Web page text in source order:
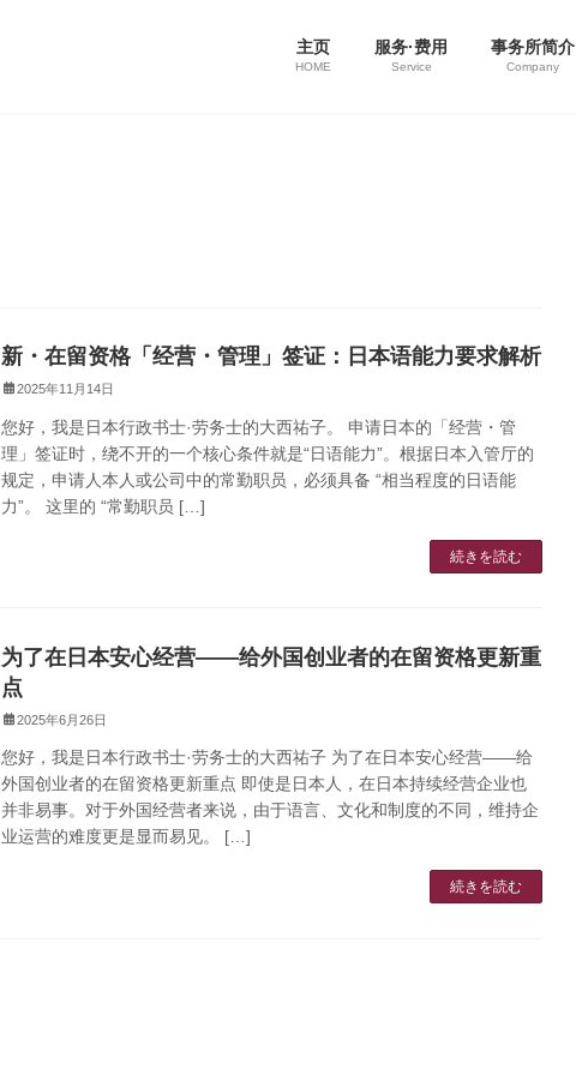
主页
HOME
服务·费用
Service
事务所简介
Company
新・在留资格「经营・管理」签证：日本语能力要求解析
2025年11月14日
您好，我是日本行政书士·劳务士的大西祐子。 申请日本的「经营・管
理」签证时，绕不开的一个核心条件就是“日语能力”。根据日本入管厅的
规定，申请人本人或公司中的常勤职员，必须具备 “相当程度的日语能
力”。 这里的 “常勤职员 […]
続きを読む
为了在日本安心经营——给外国创业者的在留资格更新重
点
2025年6月26日
您好，我是日本行政书士·劳务士的大西祐子 为了在日本安心经营——给
外国创业者的在留资格更新重点 即使是日本人，在日本持续经营企业也
并非易事。对于外国经营者来说，由于语言、文化和制度的不同，维持企
业运营的难度更是显而易见。 […]
続きを読む